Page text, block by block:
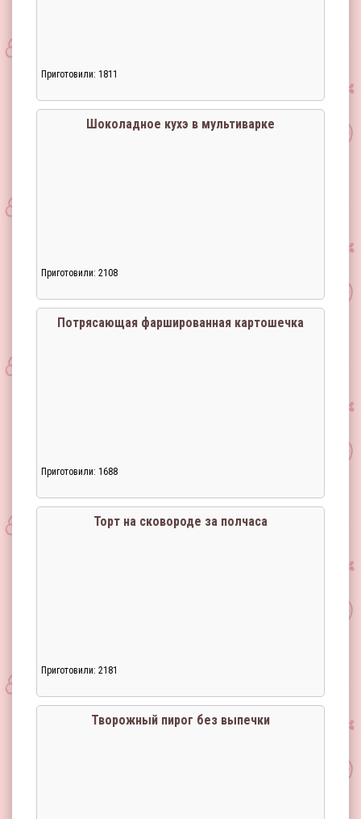
Приготовили: 1811
Шоколадное кухэ в мультиварке
Приготовили: 2108
Потрясающая фаршированная картошечка
Приготовили: 1688
Торт на сковороде за полчаса
Приготовили: 2181
Творожный пирог без выпечки